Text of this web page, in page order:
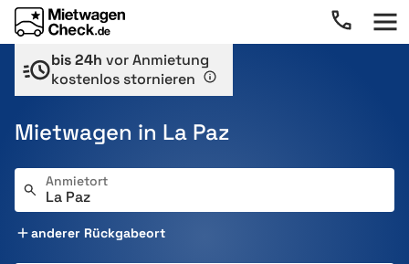
bis 24h vor Anmietung
kostenlos stornieren
Mietwagen in La Paz
Anmietort
anderer Rückgabeort